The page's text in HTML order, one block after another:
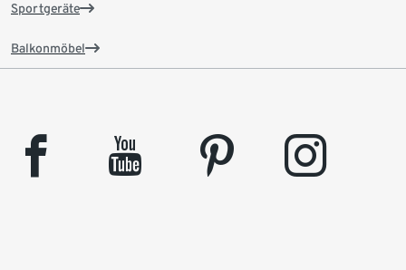
Sportgeräte
Balkonmöbel
facebook youtube pinterest instagram